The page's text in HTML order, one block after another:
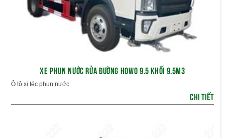
XE PHUN NƯỚC RỬA ĐƯỜNG HOWO 9.5 KHỐI 9.5M3
Ô tô xi téc phun nước
CHI TIẾT